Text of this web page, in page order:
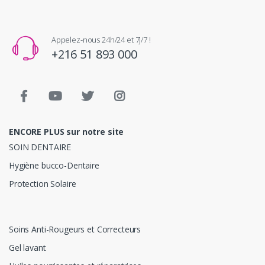
Appelez-nous 24h/24 et 7j/7 !
+216 51 893 000
ENCORE PLUS sur notre site
SOIN DENTAIRE
Hygiène bucco-Dentaire
Protection Solaire
Soins Anti-Rougeurs et Correcteurs
Gel lavant